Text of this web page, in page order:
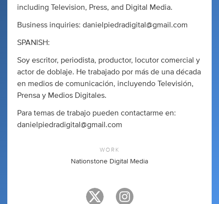
including Television, Press, and Digital Media.
Business inquiries: danielpiedradigital@gmail.com
SPANISH:
Soy escritor, periodista, productor, locutor comercial y
actor de doblaje. He trabajado por más de una década
en medios de comunicación, incluyendo Televisión,
Prensa y Medios Digitales.
Para temas de trabajo pueden contactarme en:
danielpiedradigital@gmail.com
WORK
Nationstone Digital Media